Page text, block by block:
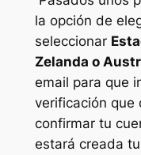
la opción de
seleccionar
Zelanda o
email para que
verificación que
confirmar tu
estará creada